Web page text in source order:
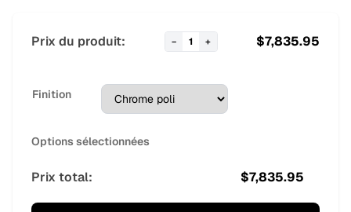
Prix du produit: − 1 + $7,835.95
Finition
Options sélectionnées
Prix total: $7,835.95